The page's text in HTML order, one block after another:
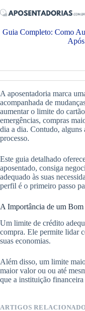
Pular
para
conteúdo
Guia Completo: Como
A aposentadoria marca
acompanhada de
aumentar o limite do
emergências, compras
dia a dia. Contudo, alguns
processo.
Este guia detalhado
aposentado, consiga
adequado às suas
perfil é o primeiro passo
A Importância de um
Um limite de crédito
compra. Ele permite lidar
suas economias.
Além disso, um limite
maior valor ou ou até
que a instituição
ARTIGOS